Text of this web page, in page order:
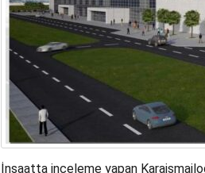
İnşaatta inceleme yapan